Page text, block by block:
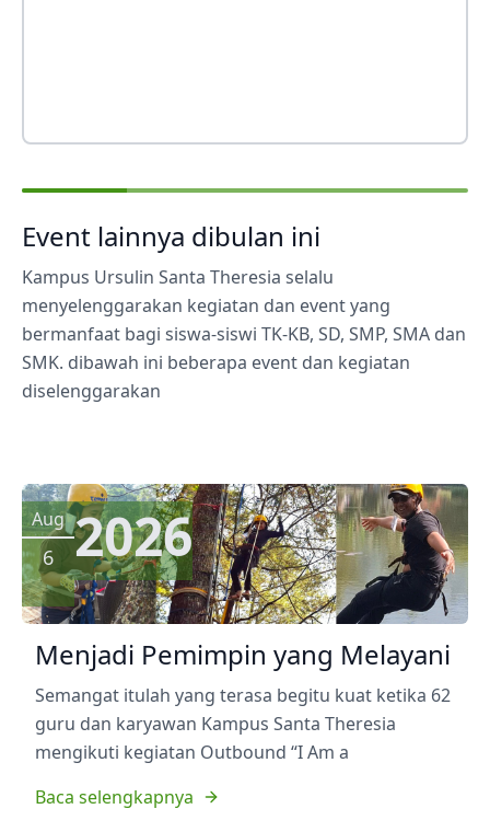
Event lainnya dibulan ini
Kampus Ursulin Santa Theresia selalu
menyelenggarakan kegiatan dan event yang
bermanfaat bagi siswa-siswi TK-KB, SD, SMP, SMA dan
SMK. dibawah ini beberapa event dan kegiatan
diselenggarakan
Aug
6 2026
Menjadi Pemimpin yang Melayani
Semangat itulah yang terasa begitu kuat ketika 62
guru dan karyawan Kampus Santa Theresia
mengikuti kegiatan Outbound “I Am a
Baca selengkapnya